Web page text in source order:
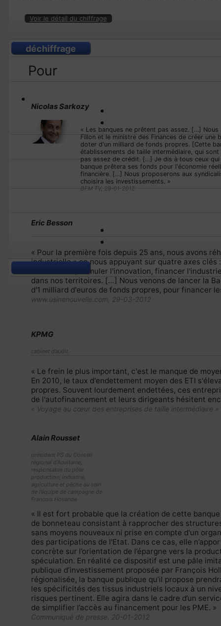
Voir le détail du chiffrage
déchiffrage
Pour
Nicolas Sarkozy
« Les banques ne prêtent pas assez. […] Nous
Fillon et le ministre des Finances de créer une
doter d'un milliard de fonds propres. [Cette
établissements de taille intermédiaire, qui
pas assez de crédit. […] Je dis à tous ceux
banque prêtera ses fonds pour l'économie
financière. […] Nous proposerons aux
choisira les investissements. »
BFM TV, 29-01-2012
Eric Besson
« Pour la première fois depuis 25 ans, nous avons
industrielle » en nous appuyant sur quatre axes
industrielles, stimuler l'innovation, financer
dans nos territoires. […] Nous venons de lancer la
d'1 milliard d'euros de fonds propres, pour financer
www.usinenouvelle.com, 29-03-2012
KPMG
cabinet d’audit
« Le frein le plus important, c'est le manque de
En 2010, le taux d'endettement moyen des ETI
propres. Souvent lourdement endettées, ces
de l'autofinancement et leurs dirigeants hésitent
« Voyage au cœur des entreprises de taille intermédiaire
Alain Rousset
président PS du Conseil
régional d’Aquitaine,
responsable du pôle
production, industrie,
agriculture et pêche au sein
de l’équipe de campagne de
François Hollande
« Il est fort probable que la création de cette banque
de bonneteau consistant à rapprocher des
sans moyens nouveaux ni prise en compte d'un
des participations de l'Etat. Dans ce cas, elle
concrète sur l’orientation de l’épargne vers la
spéculation. En réalité ce dispositif est une pâle
publique d’investissement proposée par François
régionalisée, la banque publique qu’il propose
les spécificités des tissus industriels locaux à un
risques pertinent. Elle agira dans le cadre d’un
de simplifier l’accès au financement pour les PME. »
Communiqué de presse, 20-01-2012